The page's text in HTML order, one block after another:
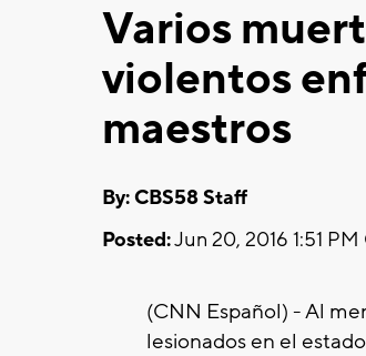
Varios
violentos
maestros
By: CBS58 Staff
Posted:Jun 20, 2016 1:51
(CNN Español) - Al
lesionados en el